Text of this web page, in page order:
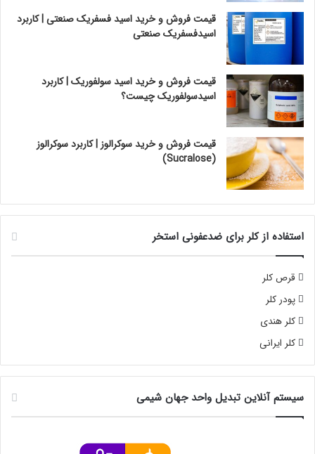
قیمت فروش و خرید اسید فسفریک صنعتی | کاربرد
اسیدفسفریک صنعتی
قیمت فروش و خرید اسید سولفوریک | کاربرد
اسیدسولفوریک چیست؟
قیمت فروش و خرید سوکرالوز | کاربرد سوکرالوز
(Sucralose)
استفاده از کلر برای ضدعفونی استخر
قرص کلر
پودر کلر
کلر هندی
کلر ایرانی
سیستم آنلاین تبدیل واحد جهان شیمی